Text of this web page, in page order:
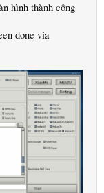
hình thành công
done via